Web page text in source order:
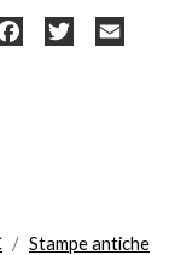
FacebookTwitter
Stampe antiche